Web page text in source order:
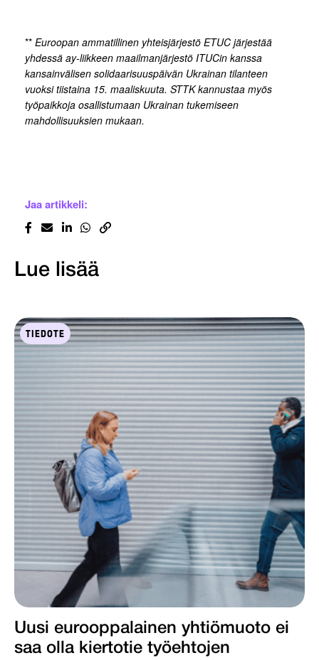
** Euroopan ammatillinen yhteisjärjestö ETUC järjestää
yhdessä ay-liikkeen maailmanjärjestö ITUCin kanssa
kansainvälisen solidaarisuuspäivän Ukrainan tilanteen
vuoksi tiistaina 15. maaliskuuta. STTK kannustaa myös
työpaikkoja osallistumaan Ukrainan tukemiseen
mahdollisuuksien mukaan.
Jaa artikkeli:
Lue lisää
TIEDOTE
Uusi eurooppalainen yhtiömuoto ei
saa olla kiertotie työ­ehtojen